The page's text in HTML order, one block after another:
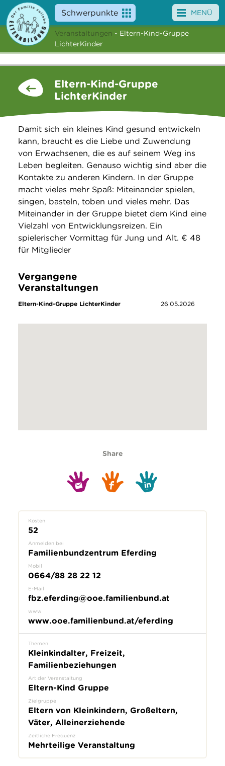
Schwerpunkte
Angebote
News
Über uns
Suche
MENÜ
Veranstaltungen - Eltern-Kind-Gruppe
LichterKinder
Eltern-Kind-Gruppe
LichterKinder
Damit sich ein kleines Kind gesund entwickeln
kann, braucht es die Liebe und Zuwendung
von Erwachsenen, die es auf seinem Weg ins
Leben begleiten. Genauso wichtig sind aber die
Kontakte zu anderen Kindern. In der Gruppe
macht vieles mehr Spaß: Miteinander spielen,
singen, basteln, toben und vieles mehr. Das
Miteinander in der Gruppe bietet dem Kind eine
Vielzahl von Entwicklungsreizen. Ein
spielerischer Vormittag für Jung und Alt. € 48
für Mitglieder
Vergangene
Veranstaltungen
Eltern-Kind-Gruppe LichterKinder 26.05.2026
Share
Kosten
52
Anmelden bei
Familienbundzentrum Eferding
Mobil
0664/88 28 22 12
E-Mail
fbz.eferding@ooe.familienbund.at
www
www.ooe.familienbund.at/eferding
Themen
Kleinkindalter, Freizeit,
Familienbeziehungen
Art der Veranstaltung
Eltern-Kind Gruppe
Zielgruppe
Eltern von Kleinkindern, Großeltern,
Väter, Alleinerziehende
Zeitliche Frequenz
Mehrteilige Veranstaltung